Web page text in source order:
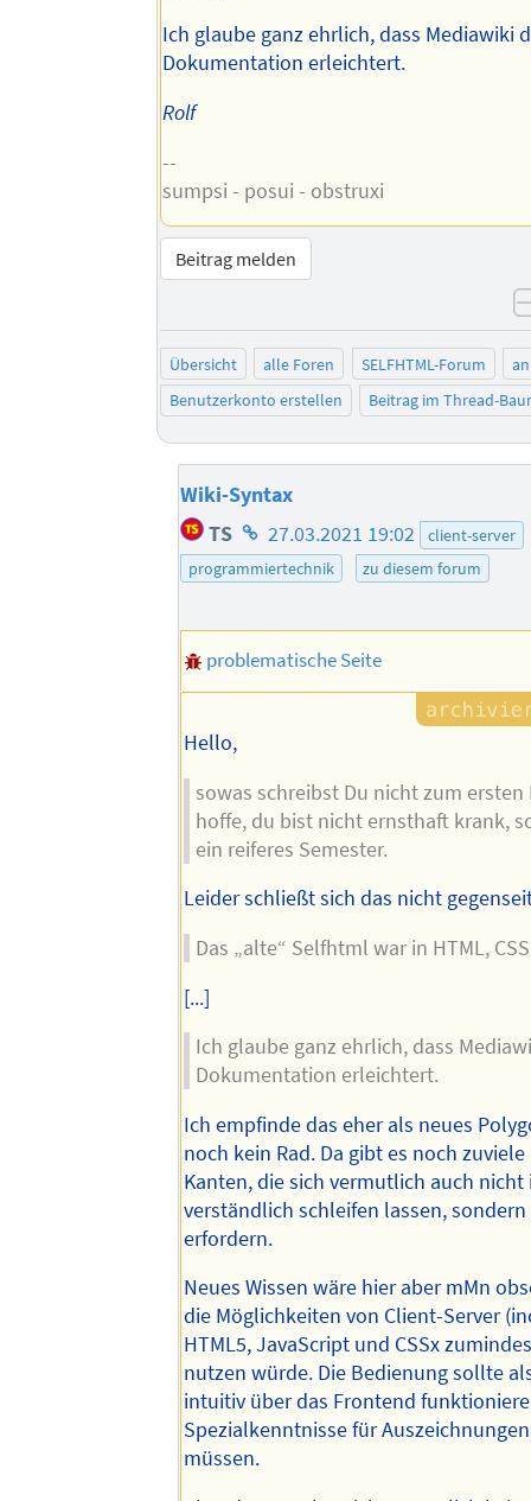
Ich glaube ganz ehrlich, dass Mediawiki
Dokumentation erleichtert.
Rolf
--
sumpsi - posui - obstruxi
Beitrag melden
Übersicht alle Foren SELFHTML-Forum
Benutzerkonto erstellen
Beitrag im Thread-
Wiki-Syntax
TS Homepage
des
27.03.2021 19:02
client-server
programmiertechnik
zu diesem forum
problematische Seite
Hello,
sowas schreibst Du nicht zum ersten
hoffe, du bist nicht ernsthaft krank,
ein reiferes Semester.
Leider schließt sich das nicht
Das „alte“ Selfhtml war in HTML,
[...]
Ich glaube ganz ehrlich, dass
Dokumentation erleichtert.
Ich empfinde das eher als neues
noch kein Rad. Da gibt es noch
Kanten, die sich vermutlich auch
verständlich schleifen lassen, sondern
erfordern.
Neues Wissen wäre hier aber mMn
die Möglichkeiten von Client-Server
HTML5, JavaScript und CSSx
nutzen würde. Die Bedienung sollte
intuitiv über das Frontend
Spezialkenntnisse für
müssen.